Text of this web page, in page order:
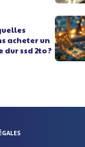
acheter un
dur ssd 2to ?